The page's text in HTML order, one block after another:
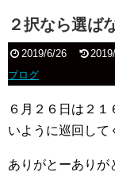
２択なら選ば
2019/6/26
ブログ
６月２６日は２
いように巡回して
ありがとーありが